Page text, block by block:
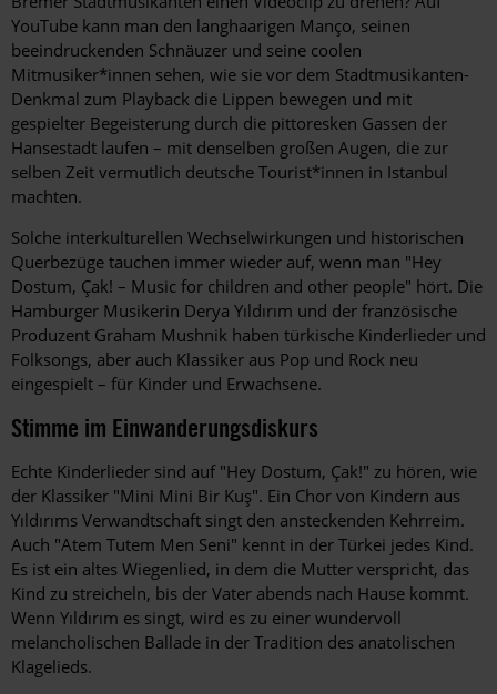
YouTube kann man den langhaarigen Manço, seinen
beeindruckenden Schnäuzer und seine coolen
Mitmusiker*innen sehen, wie sie vor dem Stadtmusikanten-
Denkmal zum Playback die Lippen bewegen und mit
gespielter Begeisterung durch die pittoresken Gassen der
Hansestadt laufen – mit denselben großen Augen, die zur
selben Zeit vermutlich deutsche Tourist*innen in ­Istanbul
machten.
Solche interkulturellen Wechselwirkungen und historischen
Querbezüge tauchen immer wieder auf, wenn man "Hey
Dostum, Çak! – Music for children and other people" hört. Die
Hamburger Musikerin Derya Yıldırım und der französische
Produzent Graham Mushnik haben türkische Kinderlieder und
Folksongs, aber auch Klassiker aus Pop und Rock neu
eingespielt – für Kinder und ­Erwachsene.
Stimme im Einwanderungsdiskurs
Echte Kinderlieder sind auf "Hey Dostum, Çak!" zu hören, wie
der Klassiker "Mini Mini Bir Kuş". Ein Chor von Kindern aus
Yıldırıms Verwandtschaft singt den ansteckenden Kehrreim.
Auch "Atem Tutem Men Seni" kennt in der Türkei jedes Kind.
Es ist ein altes Wiegenlied, in dem die Mutter verspricht, das
Kind zu streicheln, bis der Vater abends nach Hause kommt.
Wenn Yıldırım es singt, wird es zu einer wundervoll
melancholischen Ballade in der Tradition des anatolischen
Klagelieds.